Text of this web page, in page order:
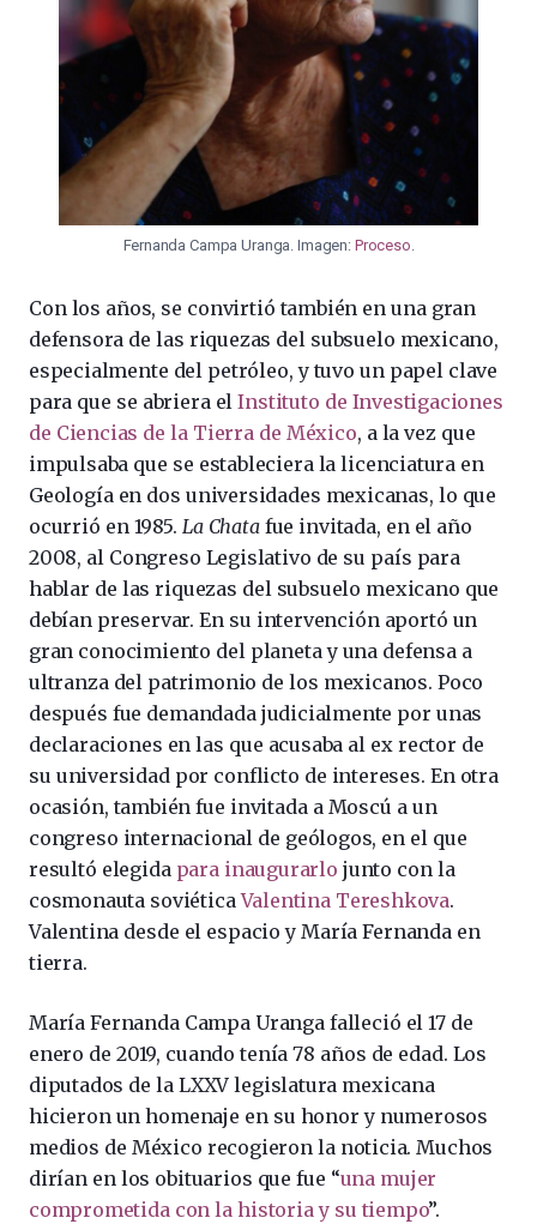
Fernanda Campa Uranga. Imagen: Proceso.
Con los años, se convirtió también en una gran
defensora de las riquezas del subsuelo mexicano,
especialmente del petróleo, y tuvo un papel clave
para que se abriera elInstituto de Investigaciones
de Ciencias de la Tierra de México, a la vez que
impulsaba que se estableciera la licenciatura en
Geología en dos universidades mexicanas, lo que
ocurrió en 1985. La Chatafue invitada, en el año
2008, al Congreso Legislativo de su país para
hablar de las riquezas del subsuelo mexicano que
debían preservar. En su intervención aportó un
gran conocimiento del planeta y una defensa a
ultranza del patrimonio de los mexicanos. Poco
después fue demandada judicialmente por unas
declaraciones en las que acusaba al ex rector de
su universidad por conflicto de intereses. En otra
ocasión, también fue invitada a Moscú a un
congreso internacional de geólogos, en el que
resultó elegida para inaugurarlo junto con la
cosmonauta soviéticaValentina Tereshkova.
Valentina desde el espacio y María Fernanda en
tierra.
María Fernanda Campa Uranga falleció el 17 de
enero de 2019, cuando tenía 78 años de edad. Los
diputados de la LXXV legislatura mexicana
hicieron un homenaje en su honor y numerosos
medios de México recogieron la noticia. Muchos
dirían en los obituarios que fue “una mujer
comprometida con la historia y su tiempo”.